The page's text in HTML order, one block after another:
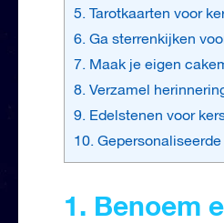
5. Tarotkaarten voor
6. Ga sterrenkijken
7. Maak je eigen
8. Verzamel
9. Edelstenen voor
10.
1. Benoem